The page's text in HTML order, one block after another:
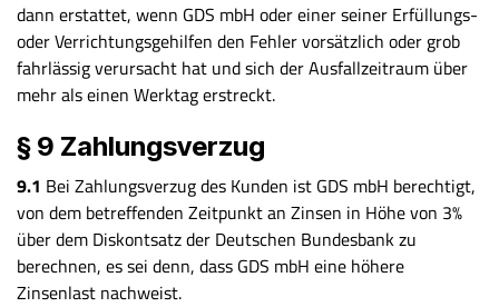
dann erstattet, wenn GDS mbH oder einer seiner Erfüllungs-
oder Verrichtungsgehilfen den Fehler vorsätzlich oder grob
fahrlässig verursacht hat und sich der Ausfallzeitraum über
mehr als einen Werktag erstreckt.
§ 9 Zahlungsverzug
9.1 Bei Zahlungsverzug des Kunden ist GDS mbH berechtigt,
von dem betreffenden Zeitpunkt an Zinsen in Höhe von 3%
über dem Diskontsatz der Deutschen Bundesbank zu
berechnen, es sei denn, dass GDS mbH eine höhere
Zinsenlast nachweist.